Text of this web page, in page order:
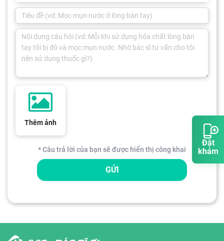
Đặt
khám
Thêm ảnh
* Câu trả lời của bạn sẽ được hiển thị công khai
GỬI